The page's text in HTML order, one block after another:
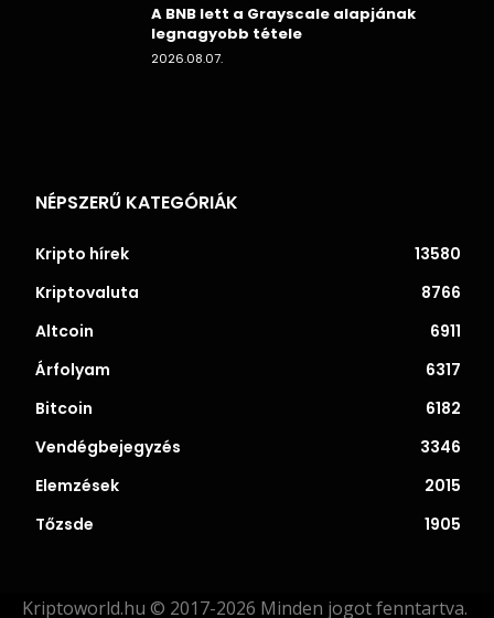
A BNB lett a Grayscale alapjának
legnagyobb tétele
2026.08.07.
NÉPSZERŰ KATEGÓRIÁK
Kripto hírek
13580
Kriptovaluta
8766
Altcoin
6911
Árfolyam
6317
Bitcoin
6182
Vendégbejegyzés
3346
Elemzések
2015
Tőzsde
1905
Kriptoworld.hu © 2017-2026 Minden jogot fenntartva.